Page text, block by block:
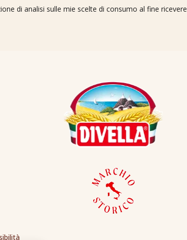
di analisi sulle mie scelte di consumo al fine